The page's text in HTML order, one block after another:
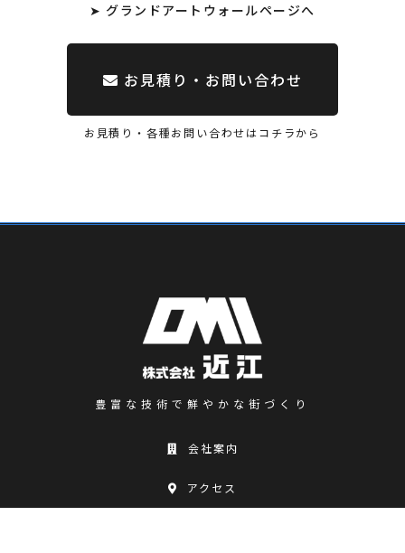
➤ グランドアートウォールページへ
お見積り・お問い合わせ
お見積り・各種お問い合わせはコチラから
豊富な技術で鮮やかな街づくり
会社案内
アクセス